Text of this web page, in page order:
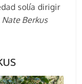
solía dirigir
Nate Berkus